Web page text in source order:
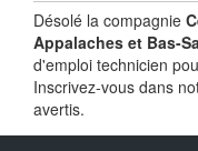
Désolé la compagnie
Appalaches et Bas-
d'emploi technicien
Inscrivez-vous dans
avertis.